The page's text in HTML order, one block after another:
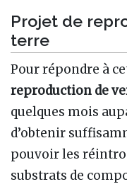
Projet de
terre
Pour répondre à
reproduction de
quelques mois
d’obtenir
pouvoir les
substrats de